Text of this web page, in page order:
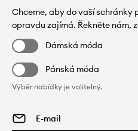
Chceme, aby do vaší schránky
opravdu zajímá. Řekněte nám,
Dámská móda
Pánská móda
Výběr nabídky je volitelný.